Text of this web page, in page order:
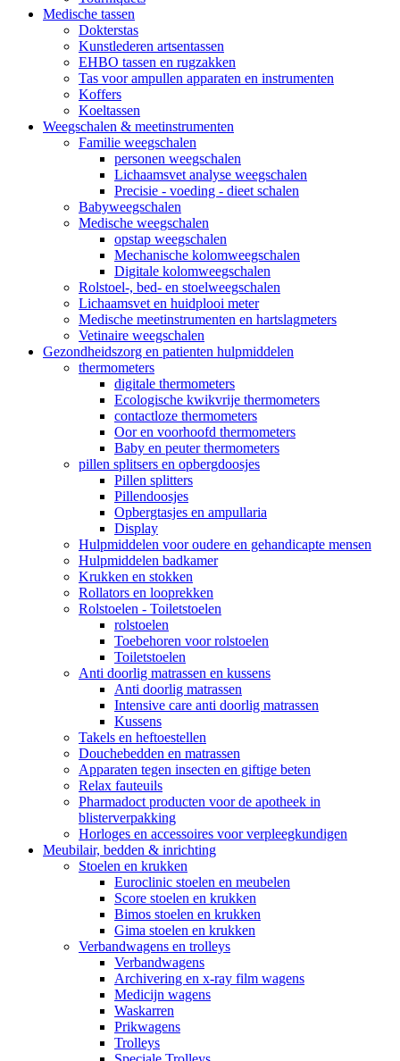
Medische tassen
Dokterstas
Kunstlederen artsentassen
EHBO tassen en rugzakken
Tas voor ampullen apparaten en instrumenten
Koffers
Koeltassen
Weegschalen & meetinstrumenten
Familie weegschalen
personen weegschalen
Lichaamsvet analyse weegschalen
Precisie - voeding - dieet schalen
Babyweegschalen
Medische weegschalen
opstap weegschalen
Mechanische kolomweegschalen
Digitale kolomweegschalen
Rolstoel-, bed- en stoelweegschalen
Lichaamsvet en huidplooi meter
Medische meetinstrumenten en hartslagmeters
Vetinaire weegschalen
Gezondheidszorg en patienten hulpmiddelen
thermometers
digitale thermometers
Ecologische kwikvrije thermometers
contactloze thermometers
Oor en voorhoofd thermometers
Baby en peuter thermometers
pillen splitsers en opbergdoosjes
Pillen splitters
Pillendoosjes
Opbergtasjes en ampullaria
Display
Hulpmiddelen voor oudere en gehandicapte mensen
Hulpmiddelen badkamer
Krukken en stokken
Rollators en looprekken
Rolstoelen - Toiletstoelen
rolstoelen
Toebehoren voor rolstoelen
Toiletstoelen
Anti doorlig matrassen en kussens
Anti doorlig matrassen
Intensive care anti doorlig matrassen
Kussens
Takels en heftoestellen
Douchebedden en matrassen
Apparaten tegen insecten en giftige beten
Relax fauteuils
Pharmadoct producten voor de apotheek in
blisterverpakking
Horloges en accessoires voor verpleegkundigen
Meubilair, bedden & inrichting
Stoelen en krukken
Euroclinic stoelen en meubelen
Score stoelen en krukken
Bimos stoelen en krukken
Gima stoelen en krukken
Verbandwagens en trolleys
Verbandwagens
Archivering en x-ray film wagens
Medicijn wagens
Waskarren
Prikwagens
Trolleys